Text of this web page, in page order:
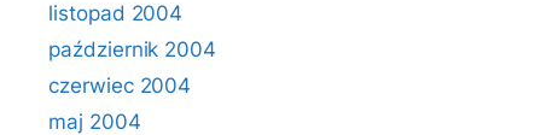
listopad 2004
październik 2004
czerwiec 2004
maj 2004